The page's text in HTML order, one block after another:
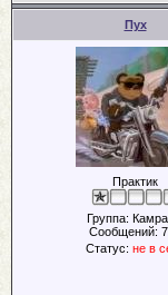
Пух
Практик
Группа:
Сообщений:
Статус: не в